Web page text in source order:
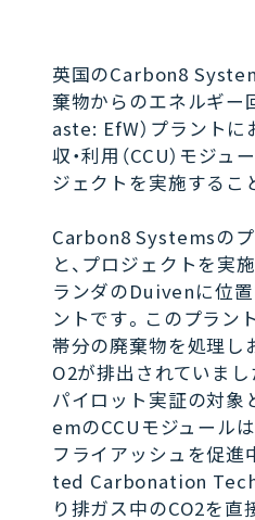
英国のCarbon8
棄物からのエネルギ
aste: EfW）プラント
収・利用（CCU）モジ
ジェクトを実施するこ
Carbon8 Systemsの
と、プロジェクトを実
ランダのDuivenに位
ントです。このプラン
帯分の廃棄物を処理し
O2が排出されていまし
パイロット実証の対
emのCCUモジュール
フライアッシュを促進
ted Carbonation
り排ガス中のCO2を直